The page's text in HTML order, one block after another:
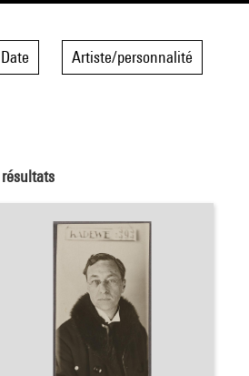
Date Artiste/personnalité
résultats